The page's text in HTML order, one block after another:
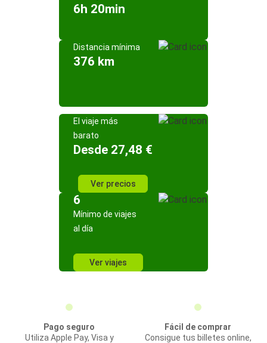
6h 20min
Distancia mínima
376 km
El viaje más
barato
Desde 27,48 €
Ver precios
6
Mínimo de viajes
al día
Ver viajes
Pago seguro
Utiliza Apple Pay, Visa y
Fácil de comprar
Consigue tus billetes online,